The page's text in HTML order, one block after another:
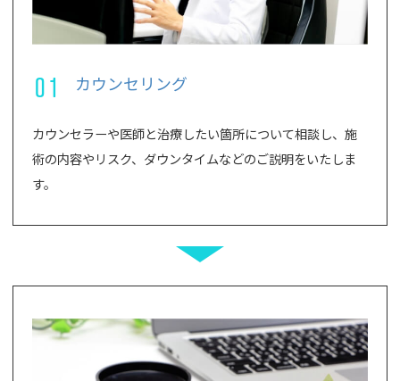
01 カウンセリング
カウンセラーや医師と治療したい箇所について相談し、施
術の内容やリスク、ダウンタイムなどのご説明をいたしま
す。